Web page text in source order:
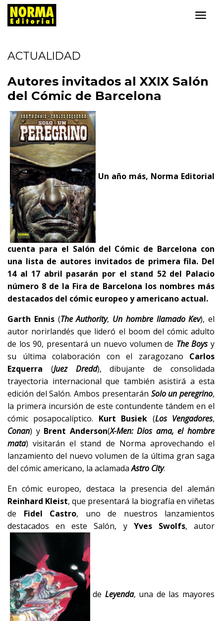
ACTUALIDAD
Autores invitados al XXIX Salón
del Cómic de Barcelona
Un año más, Norma Editorial
cuenta para el Salón del Cómic de Barcelona con
una lista de autores invitados de primera fila. Del
14 al 17 abril pasarán por el stand 52 del Palacio
número 8 de la Fira de Barcelona los nombres más
destacados del cómic europeo y americano actual.
Garth Ennis(The Authority, Un hombre llamado Kev), el
autor norirlandés que lideró el boom del cómic adulto
de los 90, presentará un nuevo volumen de The Boysy
su última colaboración con el zaragozano Carlos
Ezquerra (Juez Dredd), dibujante de consolidada
trayectoria internacional que también asistirá a esta
edición del Salón. Ambos presentarán Solo un peregrino,
la primera incursión de este contundente tándem en el
cómic posapocalíptico. Kurt Busiek (Los Vengadores,
Conan) y Brent Anderson(X-Men: Dios ama, el hombre
mata) visitarán el stand de Norma aprovechando el
lanzamiento del nuevo volumen de la última gran saga
del cómic americano, la aclamadaAstro City.
En cómic europeo, destaca la presencia del alemán
Reinhard Kleist, que presentará la biografía en viñetas
de Fidel Castro, uno de nuestros lanzamientos
destacados en este Salón, y Yves Swolfs, autor
de Leyenda, una de las mayores